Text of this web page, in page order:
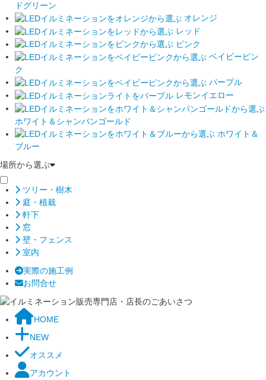
ドグリーン
オレンジ
レッド
ピンク
ベイビーピン
ク
パープル
レモンイエロー
ホワイト＆シャンパンゴールド
ホワイト＆
ブルー
場所から選ぶ
ツリー・樹木
庭・植栽
軒下
窓
壁・フェンス
室内
実際の施工例
お問合せ
HOME
NEW
オススメ
アカウント